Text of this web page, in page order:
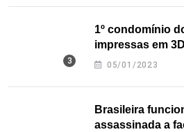
1º condomínio
impressas em
Texas
05/01/2023
Brasileira
assassinada a